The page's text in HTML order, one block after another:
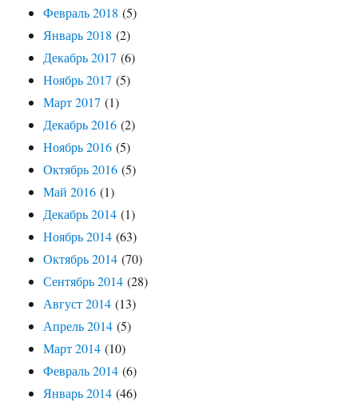
Февраль 2018 (5)
Январь 2018 (2)
Декабрь 2017 (6)
Ноябрь 2017 (5)
Март 2017 (1)
Декабрь 2016 (2)
Ноябрь 2016 (5)
Октябрь 2016 (5)
Май 2016 (1)
Декабрь 2014 (1)
Ноябрь 2014 (63)
Октябрь 2014 (70)
Сентябрь 2014 (28)
Август 2014 (13)
Апрель 2014 (5)
Март 2014 (10)
Февраль 2014 (6)
Январь 2014 (46)